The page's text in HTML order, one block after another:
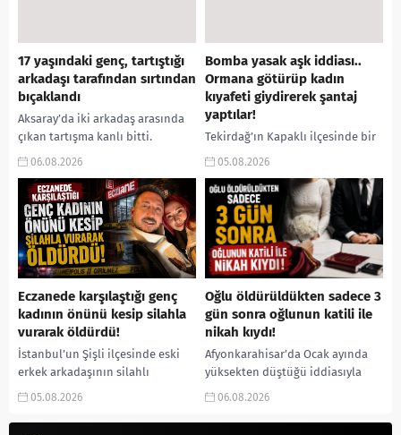
17 yaşındaki genç, tartıştığı
arkadaşı tarafından sırtından
bıçaklandı
Aksaray’da iki arkadaş arasında
çıkan tartışma kanlı bitti.
Sırtından bıçaklanan 17
kaldırılırken, polis kaçan
şüpheliyi yakalamak için...
06.08.2026
Bomba yasak aşk iddiası..
Ormana götürüp kadın
kıyafeti giydirerek şantaj
yaptılar!
Tekirdağ’ın Kapaklı ilçesinde bir
kişiyi, arkadaşının eşiyle ilişki
alana götürerek zorla kadın
kıyafetleri giydirdiği, özür
videosu çektirip...
05.08.2026
Eczanede karşılaştığı genç
kadının önünü kesip silahla
vurarak öldürdü!
İstanbul’un Şişli ilçesinde eski
erkek arkadaşının silahlı
saldırısına uğrayan 26 yaşındaki
hastanede yaşamını yitirdi.
05.08.2026
Oğlu öldürüldükten sadece 3
gün sonra oğlunun katili ile
nikah kıydı!
Afyonkarahisar’da Ocak ayında
yüksekten düştüğü iddiasıyla
hastaneye kaldırıldıktan sonra
Y.E.Y.’nin ölümünün cinayet
06.08.2026